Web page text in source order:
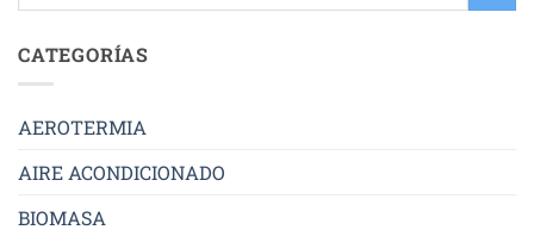
CATEGORÍAS
AEROTERMIA
AIRE ACONDICIONADO
BIOMASA